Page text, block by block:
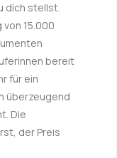
dich stellst.
von 15.000
bereit
für ein
überzeugend
Die
der Preis